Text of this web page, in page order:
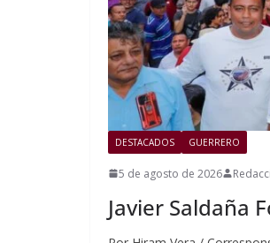
DESTACADOS GUERRERO
5 de agosto de 2026
Javier Saldaña